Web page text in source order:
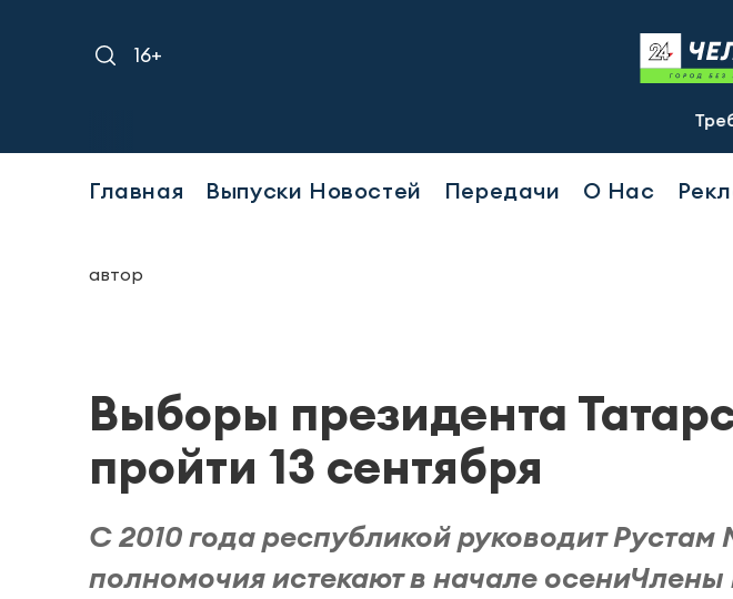
16+
Требуется
Главная Выпуски Новостей Передачи О Нас
автор
Выборы президента
пройти 13 сентября
С 2010 года республикой руководит Рустам
полномочия истекают в начале осениЧлены